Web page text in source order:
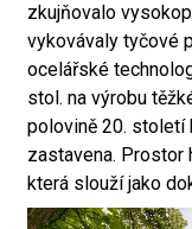
zkujňovalo
vykovávaly tyčové
ocelářské
stol. na výrobu
polovině 20. století
zastavena. Prostor
která slouží jako